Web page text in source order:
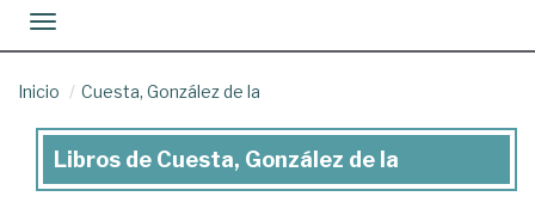
Toggle navigation
Inicio Cuesta, González de la
Libros
Libros de Cuesta, González de la